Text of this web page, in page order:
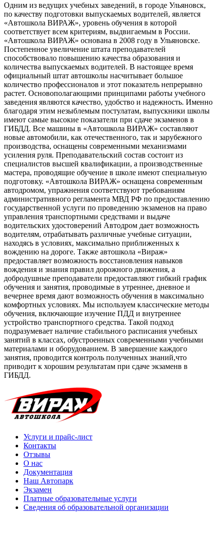
Одним из ведущих учебных заведений, в городе Ульяновск,
по качеству подготовки выпускаемых водителей, является
«Автошкола ВИРАЖ», уровень обучения в которой
соответствует всем критериям, выдвигаемым в России.
«Автошкола ВИРАЖ» основана в 2008 году в Ульяновске.
Постепенное увеличение штата преподавателей
способствовало повышению качества образования и
количества выпускаемых водителей. В настоящее время
официальный штат автошколы насчитывает большое
количество профессионалов и этот показатель непрерывно
растет. Основополагающими принципами работы учебного
заведения являются качество, удобство и надежность. Именно
благодаря этим незыблемым постулатам, выпускники школы
имеют самые высокие показатели при сдаче экзаменов в
ГИБДД. Все машины в «Автошкола ВИРАЖ» составляют
новые автомобили, как отечественного, так и зарубежного
производства, оснащены современными механизмами
усиления руля. Преподавательский состав состоит из
специалистов высшей квалификации, а производственные
мастера, проводящие обучение в школе имеют специальную
подготовку. «Автошкола ВИРАЖ» оснащена современным
автодромом, упражнения соответствуют требованиям
административного регламента МВД РФ по предоставлению
государственной услуги по проведению экзаменов на право
управления транспортными средствами и выдаче
водительских удостоверений Автодром дает возможность
водителям, отрабатывать различные учебные ситуации,
находясь в условиях, максимально приближенных к
вождению на дороге. Также автошкола «Вираж»
предоставляет возможность восстановления навыков
вождения и знания правил дорожного движения, а
добродушные преподаватели предоставляют гибкий график
обучения и занятия, проводимые в утреннее, дневное и
вечернее время дают возможность обучения в максимально
комфортных условиях. Мы используем классические методы
обучения, включающие изучение ПДД и внутреннее
устройство транспортного средства. Такой подход
подразумевает наличие стабильного расписания учебных
занятий в классах, обустроенных современными учебными
материалами и оборудованием. В завершение каждого
занятия, проводится контроль полученных знаний,что
приводит к хорошим результатам при сдаче экзаменв в
ГИБДД.
Услуги и прайс-лист
Контакты
Отзывы
О нас
Документация
Наш Автопарк
Экзамен
Платные образовательные услуги
Сведения об образовательной организации